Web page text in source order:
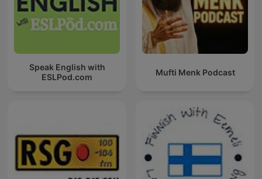
Speak English with
ESLPod.com
Mufti Menk Podcast